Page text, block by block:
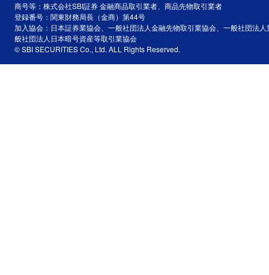
商号等：株式会社SBI証券 金融商品取引業者、商品先物取引業者
登録番号：関東財務局長（金商）第44号
加入協会：日本証券業協会、一般社団法人金融先物取引業協会、一般社団法
般社団法人日本暗号資産等取引業協会
© SBI SECURITIES Co., Ltd. ALL Rights Reserved.